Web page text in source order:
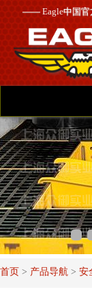
——Eagle中国
首页 > 产品导航 > 安